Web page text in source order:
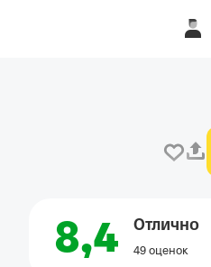
8,4 Отлично
49 оценок